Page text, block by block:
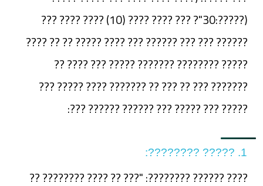
(?????:30"? ??? ???? ???? (10) ???? ???? ???
?????? ??? ??? ?????? ??? ???? ????? ?? ?? ????
????? ???????? ??????? ????? ??? ???? ??
??????? ??? ?? ??? ?? ??????? ???? ????? ???
????? ??? ????? ??? ?????? ?????? ???:
1. ????? ????????:
???? ?????? ????????: "??? ?? ???? ???????? ??